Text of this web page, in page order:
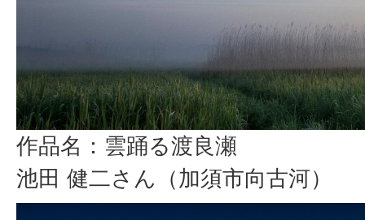
作品名：雲踊る渡良瀬
池田 健二さん（加須市向古河）